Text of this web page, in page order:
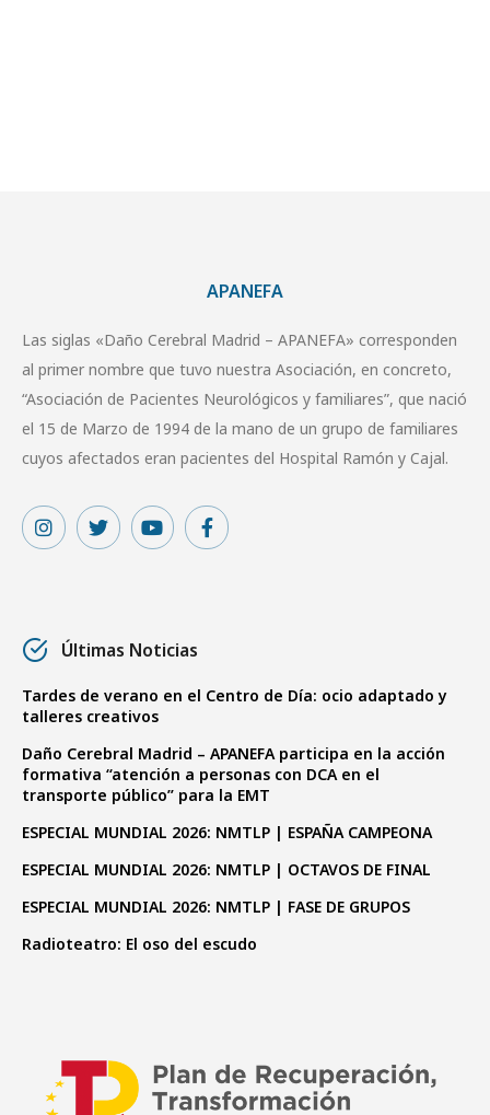
APANEFA
Las siglas «Daño Cerebral Madrid – APANEFA» corresponden
al primer nombre que tuvo nuestra Asociación, en concreto,
“Asociación de Pacientes Neurológicos y familiares”, que nació
el 15 de Marzo de 1994 de la mano de un grupo de familiares
cuyos afectados eran pacientes del Hospital Ramón y Cajal.
Últimas Noticias
Tardes de verano en el Centro de Día: ocio adaptado y
talleres creativos
Daño Cerebral Madrid – APANEFA participa en la acción
formativa “atención a personas con DCA en el
transporte público” para la EMT
ESPECIAL MUNDIAL 2026: NMTLP | ESPAÑA CAMPEONA
ESPECIAL MUNDIAL 2026: NMTLP | OCTAVOS DE FINAL
ESPECIAL MUNDIAL 2026: NMTLP | FASE DE GRUPOS
Radioteatro: El oso del escudo